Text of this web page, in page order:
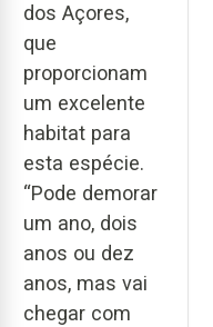
dos Açores,
que
proporcionam
um excelente
habitat para
esta espécie.
“Pode demorar
um ano, dois
anos ou dez
anos, mas vai
chegar com